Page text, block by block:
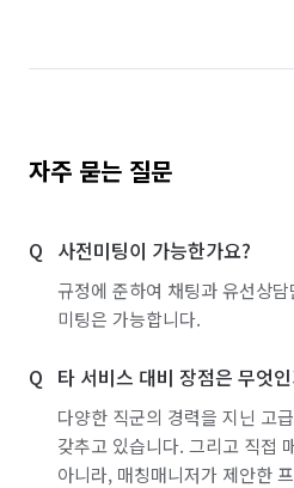
자주 묻는 질문
사전미팅이 가능한가요?
규정에 준하여 채팅과 유선상
미팅은 가능합니다.
타 서비스 대비 장점은 무엇
다양한 직군의 경력을 지닌 고
갖추고 있습니다. 그리고 직접
아니라, 매칭매니저가 제안한